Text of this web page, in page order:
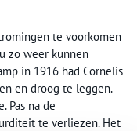
te voorkomen
zo weer kunnen
in 1916 had Cornelis
en droog te leggen.
Pas na de
te verliezen. Het